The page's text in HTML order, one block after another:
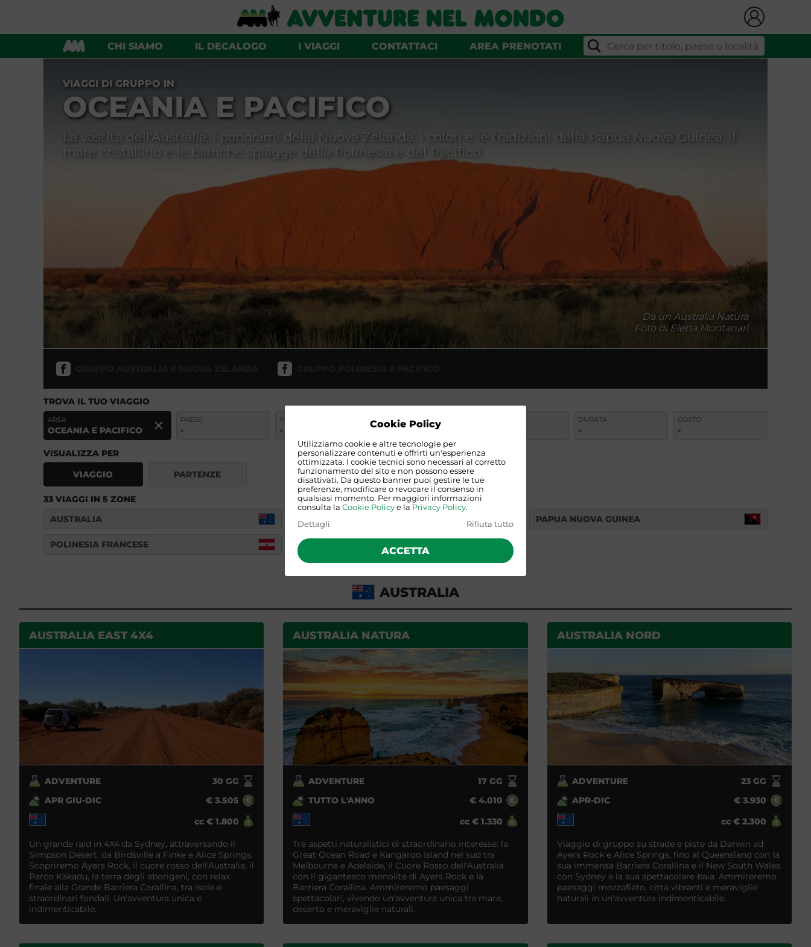
Cookie Policy
Utilizziamo cookie e altre tecnologie per
personalizzare contenuti e offrirti un'esperienza
ottimizzata. I cookie tecnici sono necessari al corretto
funzionamento del sito e non possono essere
disattivati. Da questo banner puoi gestire le tue
preferenze, modificare o revocare il consenso in
qualsiasi momento. Per maggiori informazioni
consulta la Cookie Policye la Privacy Policy.
Dettagli
Rifiuta tutto
ACCETTA
CHI SIAMO IL DECALOGO I VIAGGI CONTATTACI AREA PRENOTATI
NUOVA ZELANDA PAPUA NUOVA GUINEA
POLINESIA FRANCESE ALTRE ISOLE DEL PACIFICO
VIAGGI DI GRUPPO IN
OCEANIA E PACIFICO
La vastità dell'Australia, i panorami della Nuova Zelanda, i colori e le tradizioni della Papua Nuova Guinea, il
mare cristallino e le bianche spiagge della Polinesia e del Pacifico.
Da un Australia Natura
Foto di Elena Montanari
TROVA IL TUO VIAGGIO
AREA
OCEANIA E PACIFICO
PAESE
-
FORMULA
-
CARATTERISTICA
-
DURATA
-
COSTO
-
VISUALIZZA PER
VIAGGIO
PARTENZE
33 VIAGGI IN 5 ZONE
AUSTRALIA
NUOVA ZELANDA PAPUA NUOVA GUINEA
POLINESIA FRANCESE ALTRE ISOLE DEL PACIFICO
AUSTRALIA
AUSTRALIA EAST 4X4
ADVENTURE 30 GG
APR GIU-DIC
€ 3.505
cc € 1.800
Un grande raid in 4X4 da Sydney, attraversando il
Simpson Desert, da Birdsville a Finke e Alice Springs.
Scopriremo Ayers Rock, il cuore rosso dell'Australia, il
Parco Kakadu, la terra degli aborigeni, con relax
finale alla Grande Barriera Corallina, tra isole e
straordinari fondali. Un'avventura unica e
indimenticabile.
AUSTRALIA NATURA
ADVENTURE 17 GG
TUTTO L'ANNO
€ 4.010
cc€ 1.330
Tre aspetti naturalistici di straordinario interesse: la
Great Ocean Road e Kangaroo Island nel sud tra
Melbourne e Adelaide, il Cuore Rosso dell'Australia
con il gigantesco monolite di Ayers Rock e la
Barriera Corallina. Ammireremo paesaggi
spettacolari, vivendo un'avventura unica tra mare,
deserto e meraviglie naturali.
AUSTRALIA NORD
ADVENTURE 23 GG
APR-DIC
€ 3.930
cc€ 2.300
Viaggio di gruppo su strade e piste da Darwin ad
Ayers Rock e Alice Springs, fino al Queensland con la
sua immensa Barriera Corallina e il New South Wales
con Sydney e la sua spettacolare baia. Ammireremo
paesaggi mozzafiato, città vibranti e meraviglie
naturali in un'avventura indimenticabile.